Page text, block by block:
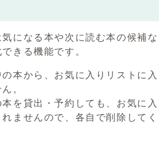
になる本や次に読む本の候補な
きる機能です。
本から、お気に入りリストに入
。
を貸出・予約しても、お気に入
ませんので、各自で削除してく